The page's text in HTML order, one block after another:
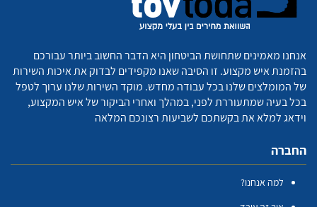
אנחנו מאמינים שתחושת הביטחון היא הדבר החשוב ביותר עבורכם
בהזמנת איש מקצוע. זו הסיבה שאנו מקפידים לבדוק את איכות השירות
של המומלצים שלנו בכל עבודה מחדש. מוקד השירות שלנו ערוך לטפל
בכל בעיה שמתעוררת לפני, במהלך ואחרי הביקור של איש המקצוע,
וידאג למלא את בקשתכם לשביעות רצונכם המלאה
החברה
למה אנחנו?